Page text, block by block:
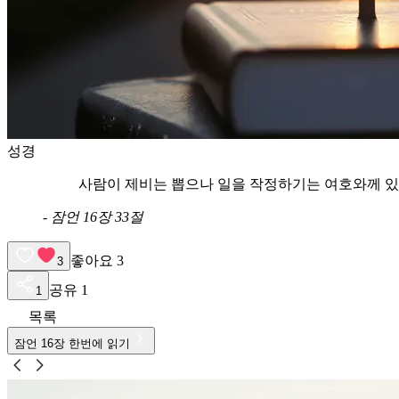
성경
사람이 제비는 뽑으나 일을 작정하기는 여호와께
- 잠언 16장 33절
3 좋아요 3
1 공유 1
목록
잠언 16장 한번에 읽기